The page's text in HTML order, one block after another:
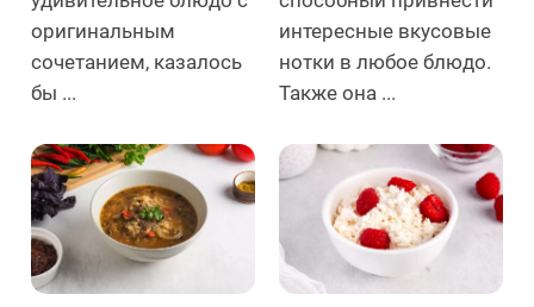
оригинальным
сочетанием, казалось
бы ...
интересные вкусовые
нотки в любое блюдо.
Также она ...